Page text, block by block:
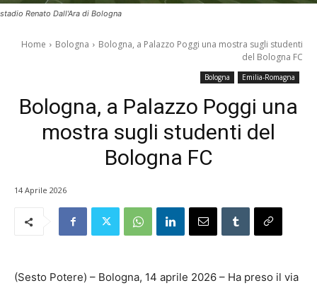
stadio Renato Dall'Ara di Bologna
Home Bologna
Bologna, a Palazzo Poggi una mostra sugli studenti
del Bologna FC
Bologna Emilia-Romagna
Bologna, a Palazzo Poggi una
mostra sugli studenti del
Bologna FC
14 Aprile 2026
(Sesto Potere) – Bologna, 14 aprile 2026 – Ha preso il via